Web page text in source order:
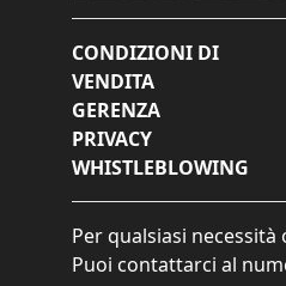
CONDIZIONI DI
VENDITA
GERENZA
PRIVACY
WHISTLEBLOWING
Per qualsiasi
Puoi contattarci al